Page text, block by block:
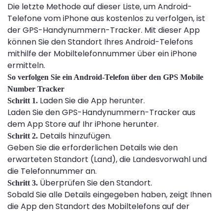
Die letzte Methode auf dieser Liste, um Android-
Telefone vom iPhone aus kostenlos zu verfolgen, ist
der GPS-Handynummern-Tracker. Mit dieser App
können Sie den Standort Ihres Android-Telefons
mithilfe der Mobiltelefonnummer über ein iPhone
ermitteln.
So verfolgen Sie ein Android-Telefon über den GPS Mobile
Number Tracker
Schritt 1. Laden Sie die App herunter.
Laden Sie den GPS-Handynummern-Tracker aus
dem App Store auf Ihr iPhone herunter.
Schritt 2. Details hinzufügen.
Geben Sie die erforderlichen Details wie den
erwarteten Standort (Land), die Landesvorwahl und
die Telefonnummer an.
Schritt 3. Überprüfen Sie den Standort.
Sobald Sie alle Details eingegeben haben, zeigt Ihnen
die App den Standort des Mobiltelefons auf der